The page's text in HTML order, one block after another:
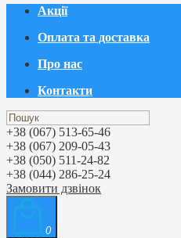
Акції
Оплата та доставка
Про нас
Контакти
+38 (067) 513-65-46
+38 (067) 209-05-43
+38 (050) 511-24-82
+38 (044) 286-25-24
Замовити дзвінок
0